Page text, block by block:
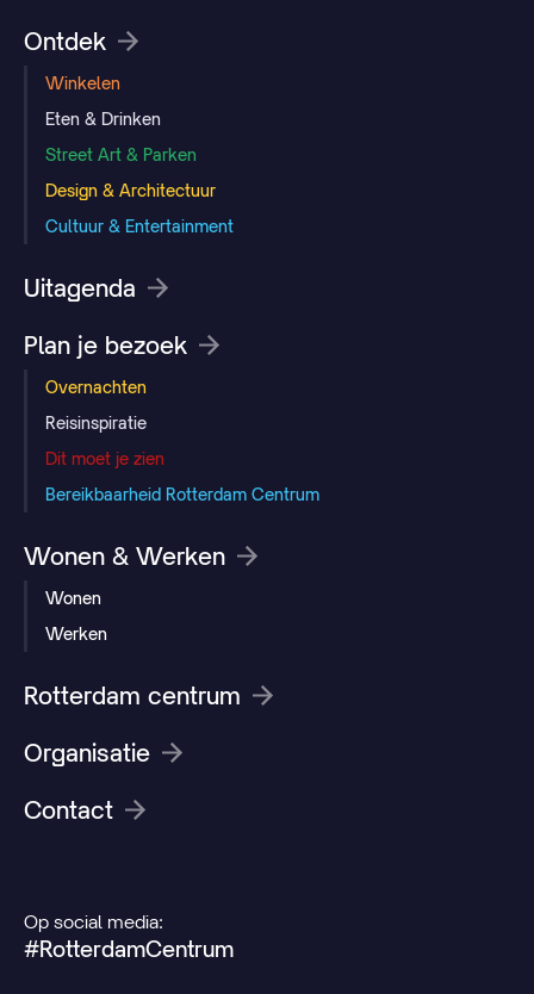
Ontdek
Winkelen
Eten & Drinken
Street Art & Parken
Design & Architectuur
Cultuur & Entertainment
Uitagenda
Plan je bezoek
Overnachten
Reisinspiratie
Dit moet je zien
Bereikbaarheid Rotterdam Centrum
Wonen & Werken
Wonen
Werken
Rotterdam centrum
Organisatie
Contact
Op social media:
#RotterdamCentrum